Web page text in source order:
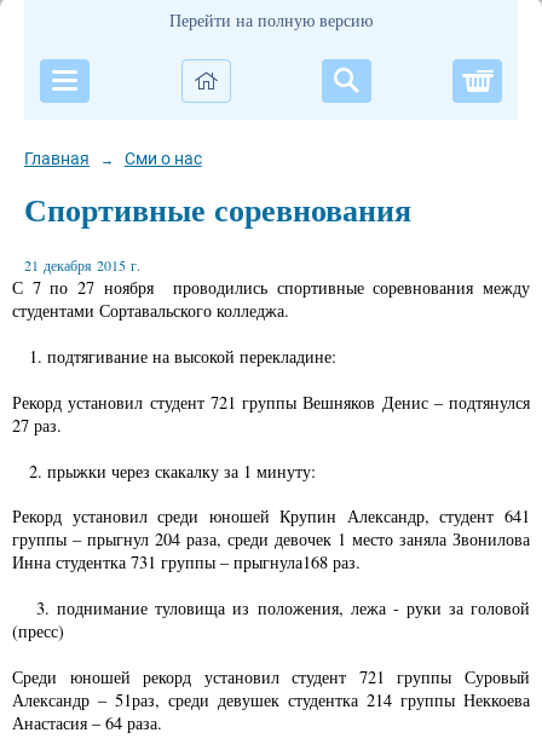
Перейти на полную версию
Главная → Сми о нас
Спортивные соревнования
21 декабря 2015 г.
С 7 по 27 ноября проводились спортивные соревнования между
студентами Сортавальского колледжа.
1. подтягивание на высокой перекладине:
Рекорд установил студент 721 группы Вешняков Денис – подтянулся
27 раз.
2. прыжки через скакалку за 1 минуту:
Рекорд установил среди юношей Крупин Александр, студент 641
группы – прыгнул 204 раза, среди девочек 1 место заняла Звонилова
Инна студентка 731 группы – прыгнула168 раз.
3. поднимание туловища из положения, лежа - руки за головой
(пресс)
Среди юношей рекорд установил студент 721 группы Суровый
Александр – 51раз, среди девушек студентка 214 группы Неккоева
Анастасия – 64 раза.